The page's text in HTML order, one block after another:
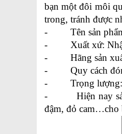
bạn một đôi môi
trong, tránh được
-         Tên sản
-         Xuất xứ:
-         Hãng sản
-         Quy cách
-         Trọng
-         Hiện
đậm, đỏ cam…cho